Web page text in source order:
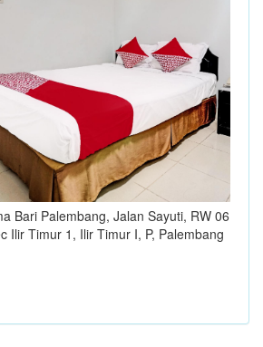
Bari Palembang, Jalan Sayuti, RW 06
Ilir Timur 1, Ilir Timur I, P, Palembang